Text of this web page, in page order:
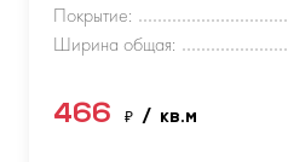
Покрытие:
Ширина общая:
466 ₽ / кв.м